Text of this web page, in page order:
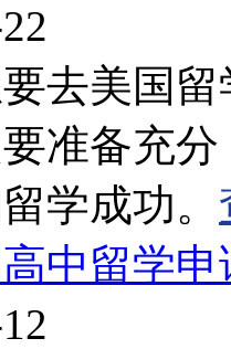
去美国
准备充
学成功。
中留学申